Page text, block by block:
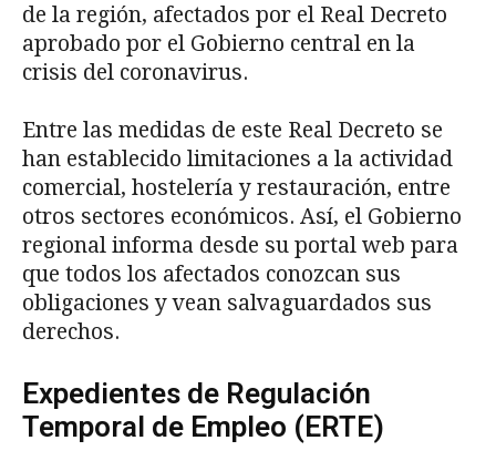
de la región, afectados por el Real Decreto
aprobado por el Gobierno central en la
crisis del coronavirus.
Entre las medidas de este Real Decreto se
han establecido limitaciones a la actividad
comercial, hostelería y restauración, entre
otros sectores económicos. Así, el Gobierno
regional informa desde su portal web para
que todos los afectados conozcan sus
obligaciones y vean salvaguardados sus
derechos.
Expedientes de Regulación
Temporal de Empleo (ERTE)